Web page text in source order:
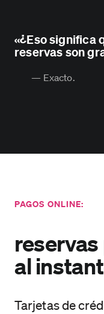
«¿Eso significa
reservas son
— Exacto.
PAGOS ONLINE:
al
Tarjetas de